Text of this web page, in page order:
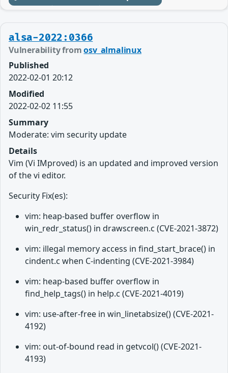
alsa-2022:0366
Vulnerability fromosv_almalinux
Published
2022-02-01 20:12
Modified
2022-02-02 11:55
Summary
Moderate: vim security update
Details
Vim (Vi IMproved) is an updated and improved version
of the vi editor.
Security Fix(es):
vim: heap-based buffer overflow in
win_redr_status() in drawscreen.c (CVE-2021-3872)
vim: illegal memory access in find_start_brace() in
cindent.c when C-indenting (CVE-2021-3984)
vim: heap-based buffer overflow in
find_help_tags() in help.c (CVE-2021-4019)
vim: use-after-free in win_linetabsize() (CVE-2021-
4192)
vim: out-of-bound read in getvcol() (CVE-2021-
4193)